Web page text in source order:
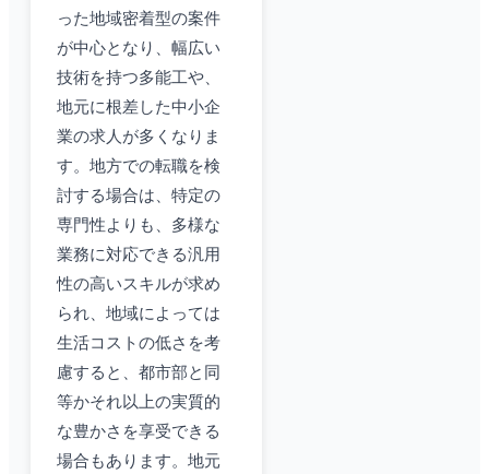
った地域密着型の案件
が中心となり、幅広い
技術を持つ多能工や、
地元に根差した中小企
業の求人が多くなりま
す。地方での転職を検
討する場合は、特定の
専門性よりも、多様な
業務に対応できる汎用
性の高いスキルが求め
られ、地域によっては
生活コストの低さを考
慮すると、都市部と同
等かそれ以上の実質的
な豊かさを享受できる
場合もあります。地元